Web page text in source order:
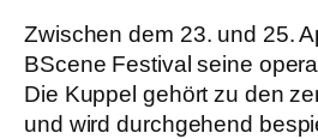
Zwischen dem 23. und 25.
BScene Festival seine
Die Kuppel gehört zu den
und wird durchgehend